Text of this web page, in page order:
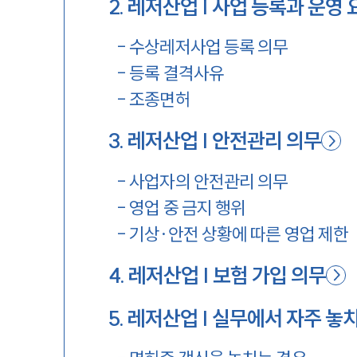
2. 레저산업 | 사업 등록과 운영
- 수상레저사업 등록 의무
- 등록 결격사유
- 조종면허
3. 레저산업 | 안전관리 의무
-사업자의 안전관리 의무
- 영업 중 금지 행위
- 기상·안전 상황에 따른 영업 제한
4. 레저산업 | 보험 가입 의무
5. 레저산업 | 실무에서 자주 놓